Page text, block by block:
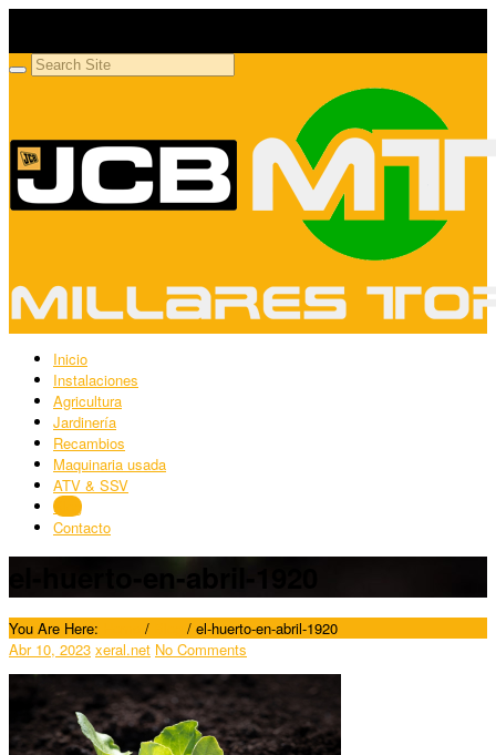
Inicio
Instalaciones
Agricultura
Jardinería
Recambios
Maquinaria usada
ATV & SSV
Blog
Contacto
el-huerto-en-abril-1920
You Are Here: / / el-huerto-en-abril-1920
Abr 10, 2023 xeral.net No Comments